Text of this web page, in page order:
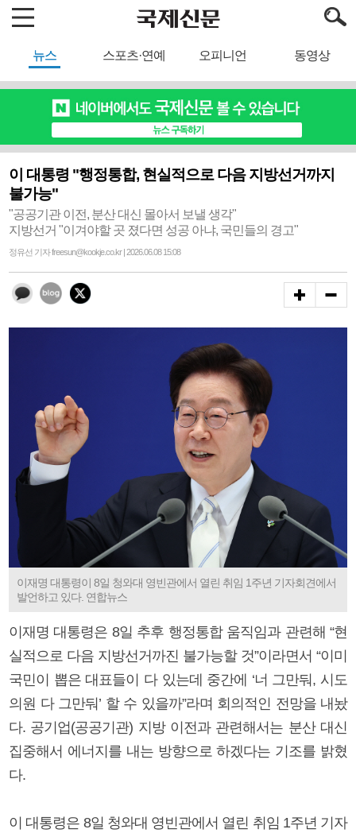
뉴스 스포츠·연예 오피니언 동영상
이 대통령 "행정통합, 현실적으로 다음 지방선거까지
불가능"
"공공기관 이전, 분산 대신 몰아서 보낼 생각"
지방선거 "이겨야할 곳 졌다면 성공 아냐, 국민들의 경고"
정유선 기자 freesun@kookje.co.kr | 2026.06.08 15:08
이재명 대통령이 8일 청와대 영빈관에서 열린 취임 1주년 기자회견에서
발언하고 있다. 연합뉴스
이재명 대통령은 8일 추후 행정통합 움직임과 관련해 “현
실적으로 다음 지방선거까진 불가능할 것”이라면서 “이미
국민이 뽑은 대표들이 다 있는데 중간에 ‘너 그만둬, 시도
의원 다 그만둬’ 할 수 있을까”라며 회의적인 전망을 내놨
다. 공기업(공공기관) 지방 이전과 관련해서는 분산 대신
집중해서 에너지를 내는 방향으로 하겠다는 기조를 밝혔
다.
이 대통령은 8일 청와대 영빈관에서 열린 취임 1주년 기자